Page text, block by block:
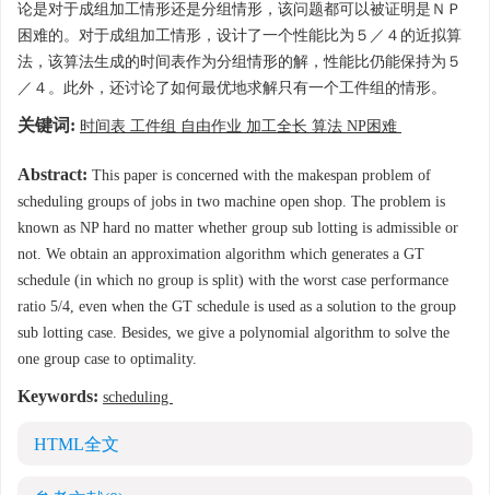
论是对于成组加工情形还是分组情形，该问题都可以被证明是ＮＰ
困难的。对于成组加工情形，设计了一个性能比为５／４的近拟算
法，该算法生成的时间表作为分组情形的解，性能比仍能保持为５
／４。此外，还讨论了如何最优地求解只有一个工件组的情形。
关键词: 时间表 工件组 自由作业 加工全长 算法 NP困难
Abstract: This paper is concerned with the makespan problem of
scheduling groups of jobs in two machine open shop. The problem is
known as NP hard no matter whether group sub lotting is admissible or
not. We obtain an approximation algorithm which generates a GT
schedule (in which no group is split) with the worst case performance
ratio 5/4, even when the GT schedule is used as a solution to the group
sub lotting case. Besides, we give a polynomial algorithm to solve the
one group case to optimality.
Keywords: scheduling
HTML全文